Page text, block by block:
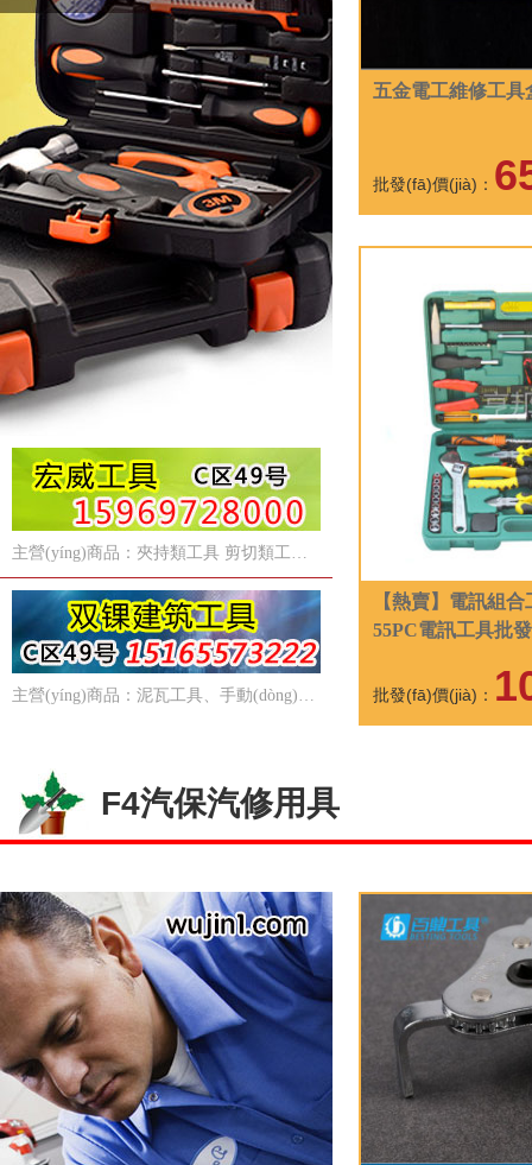
主營(yíng)商品：夾持類工具 剪切類工具 電訊類工具 緊固類 木工類 焊割類
主營(yíng)商品：泥瓦工具、手動(dòng)工具、勞保防護(hù)用品、安全帽
五金電工維修工具
批發(fā)價(jià)：
【熱賣】電訊組合
55PC電訊工具批
批發(fā)價(jià)：
F4汽保汽修用具